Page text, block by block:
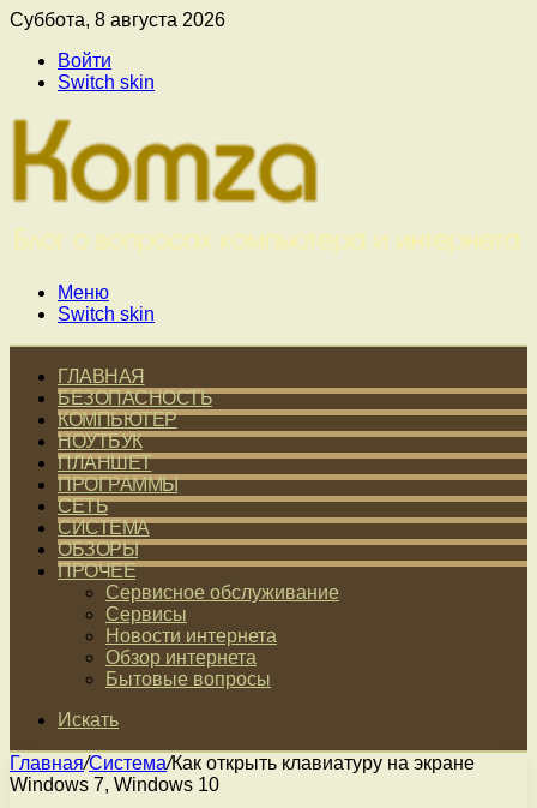
Суббота, 8 августа 2026
Войти
Switch skin
Меню
Switch skin
ГЛАВНАЯ
БЕЗОПАСНОСТЬ
КОМПЬЮТЕР
НОУТБУК
ПЛАНШЕТ
ПРОГРАММЫ
СЕТЬ
СИСТЕМА
ОБЗОРЫ
ПРОЧЕЕ
Сервисное обслуживание
Сервисы
Новости интернета
Обзор интернета
Бытовые вопросы
Искать
Главная/Система/Как открыть клавиатуру на экране
Windows 7, Windows 10